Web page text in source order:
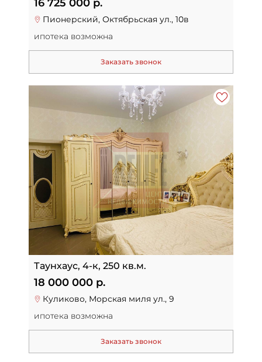
16 725 000 р.
Пионерский, Октябрьская ул., 10в
ипотека возможна
Заказать звонок
Таунхаус, 4-к, 250 кв.м.
18 000 000 р.
Куликово, Морская миля ул., 9
ипотека возможна
Заказать звонок